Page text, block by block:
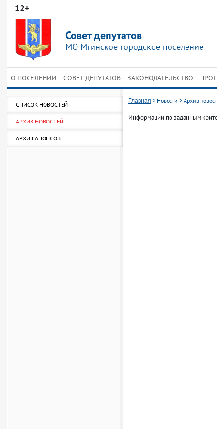
12+
Совет депутатов
МО Мгинское городское поселение
О ПОСЕЛЕНИИ СОВЕТ ДЕПУТАТОВ ЗАКОНОДАТЕЛЬСТВО
СПИСОК НОВОСТЕЙ
АРХИВ НОВОСТЕЙ
АРХИВ АНОНСОВ
Главная > Новости > Архив
Информации по заданным